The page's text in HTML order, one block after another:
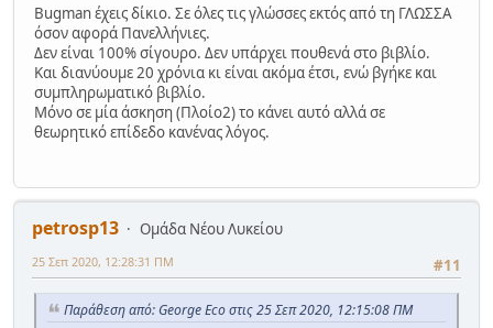
Bugman έχεις δίκιο. Σε όλες τις γλώσσες εκτός από τη ΓΛΩΣΣΑ
όσον αφορά Πανελλήνιες.
Δεν είναι 100% σίγουρο. Δεν υπάρχει πουθενά στο βιβλίο.
Και διανύουμε 20 χρόνια κι είναι ακόμα έτσι, ενώ βγήκε και
συμπληρωματικό βιβλίο.
Μόνο σε μία άσκηση (Πλοίο2) το κάνει αυτό αλλά σε
θεωρητικό επίδεδο κανένας λόγος.
petrosp13
Ομάδα Νέου Λυκείου
#11
25 Σεπ 2020, 12:28:31 ΠΜ
Παράθεση από: George Eco στις 25 Σεπ 2020, 12:15:08 ΠΜ